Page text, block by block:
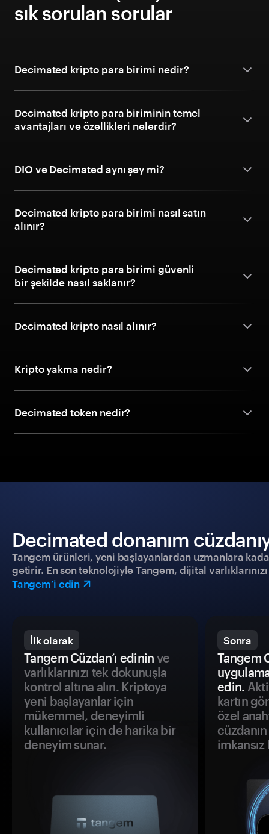
sık sorulan sorular
Decimated kripto para birimi nedir?
Decimated kripto para biriminin temel
avantajları ve özellikleri nelerdir?
DIO ve Decimated aynı şey mi?
Decimated kripto para birimi nasıl satın
alınır?
Decimated kripto para birimi güvenli
bir şekilde nasıl saklanır?
Decimated kripto nasıl alınır?
Kripto yakma nedir?
Decimated token nedir?
Decimated donanım
Tangem ürünleri, yeni başlayanlardan uzmanlara
getirir. En son teknolojiyle Tangem, dijital
Tangem’i edin
İlk olarak
Tangem Cüzdan’ı edinin ve
varlıklarınızı tek dokunuşla
kontrol altına alın. Kriptoya
yeni başlayanlar için
mükemmel, deneyimli
kullanıcılar için de harika bir
deneyim sunar.
Sonra
Tangem
edin.
kartın
özel